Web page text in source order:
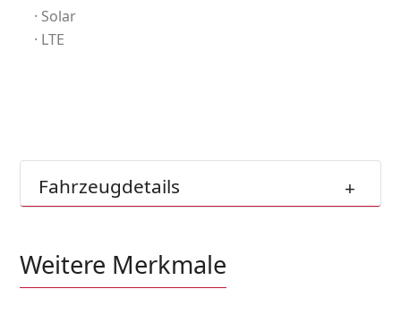
Solar
LTE
Fahrzeugdetails
Weitere Merkmale